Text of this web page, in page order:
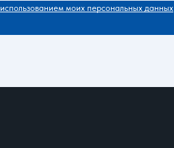
использованием моих персональных данных